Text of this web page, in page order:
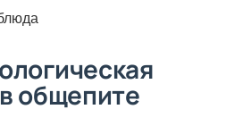
общепите